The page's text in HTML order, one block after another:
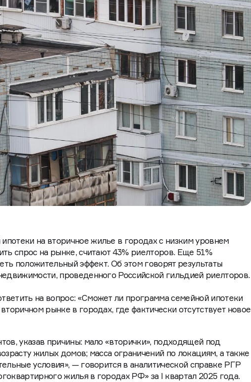
на вторичное жилье в городах с низким уровнем
спрос на рынке, считают 43% риелторов. Еще 51%
положительный эффект. Об этом говорят результаты
проведенного Российской гильдией риелторов.
на вопрос: «Сможет ли программа семейной ипотеки
рынке в городах, где фактически отсутствует новое
указав причины: мало «вторички», подходящей под
жилых домов; масса ограничений по локациям, а также
условия», — говорится в аналитической справке РГР
жилья в городах РФ» за I квартал 2025 года.